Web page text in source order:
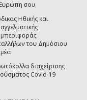
σου
Ηθικής και
του Δημόσιου
διαχείρισης
Covid-19